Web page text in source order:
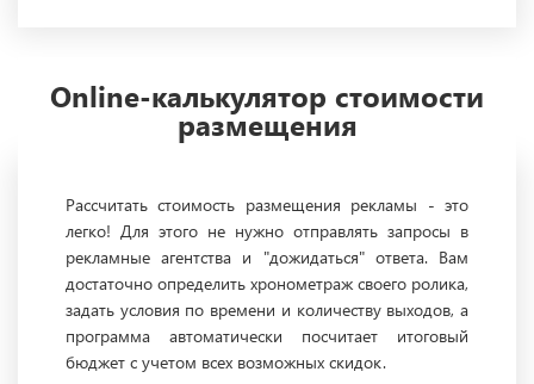
Online-калькулятор стоимости
размещения
Рассчитать стоимость размещения рекламы - это
легко! Для этого не нужно отправлять запросы в
рекламные агентства и "дожидаться" ответа. Вам
достаточно определить хронометраж своего ролика,
задать условия по времени и количеству выходов, а
программа автоматически посчитает итоговый
бюджет с учетом всех возможных скидок.